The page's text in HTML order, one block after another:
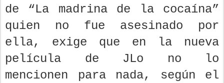
de “La madrina de la cocaína”
quien no fue asesinado por
ella, exige que en la nueva
película de JLo no lo
mencionen para nada, según el